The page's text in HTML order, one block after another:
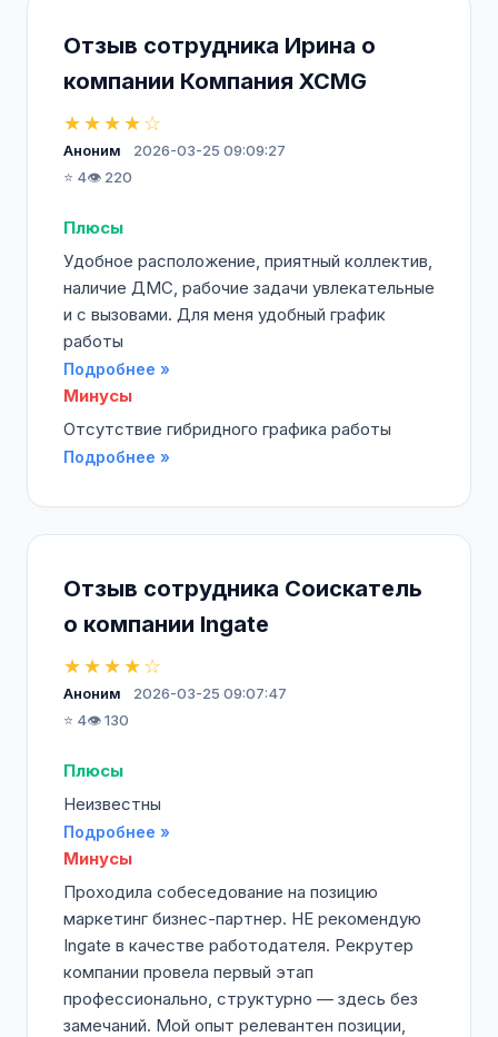
Отзыв сотрудника Ирина о
компании Компания XCMG
★★★★☆
Аноним
2026-03-25 09:09:27
⭐ 4👁️ 220
Плюсы
Удобное расположение, приятный коллектив,
наличие ДМС, рабочие задачи увлекательные
и с вызовами. Для меня удобный график
работы
Подробнее »
Минусы
Отсутствие гибридного графика работы
Подробнее »
Отзыв сотрудника Соискатель
о компании Ingate
★★★★☆
Аноним
2026-03-25 09:07:47
⭐ 4👁️ 130
Плюсы
Неизвестны
Подробнее »
Минусы
Проходила собеседование на позицию
маркетинг бизнес-партнер. НЕ рекомендую
Ingate в качестве работодателя. Рекрутер
компании провела первый этап
профессионально, структурно — здесь без
замечаний. Мой опыт релевантен позиции,